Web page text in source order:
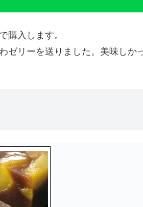
購入します。
リーを送りました。美味しか